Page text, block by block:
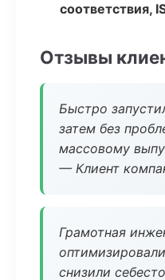
соответствия,
Отзывы
Быстро
затем без
массовому
— Клиент
Грамотная
снизили